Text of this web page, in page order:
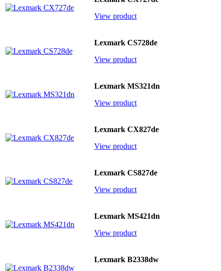
View product
Lexmark CS728de
View product
Lexmark MS321dn
View product
Lexmark CX827de
View product
Lexmark CS827de
View product
Lexmark MS421dn
View product
Lexmark B2338dw